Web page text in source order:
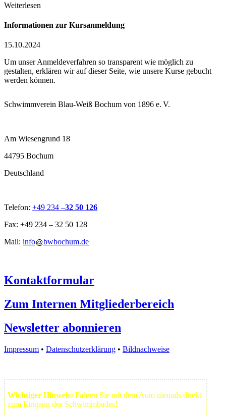
Weiterlesen
In­for­ma­tio­nen zur Kurs­an­mel­dung
15.10.2024
Um unser Anmeldeverfahren so transparent wie möglich zu
gestalten, erklären wir auf dieser Seite, wie unsere Kurse gebucht
werden können.
Schwimmverein Blau-Weiß Bochum von 1896 e. V.
Am Wiesengrund 18
44795 Bochum
Deutschland
Telefon: +49 234 –32 50 126
Fax: +49 234 – 32 50 128
Mail: info bwbochum.de
Kontaktformular
Zum Internen Mitgliederbereich
Newsletter abonnieren
Impressum • Datenschutzerklärung • Bildnachweise
Wichtiger Hinweis: Fahren Sie mit dem Auto niemals direkt
zum Eingang des Schwimmbades!